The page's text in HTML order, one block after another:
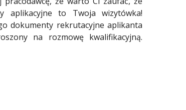
aplikacyjne to Twoja wizytówka!
dokumenty rekrutacyjne aplikanta
na rozmowę kwalifikacyjną.